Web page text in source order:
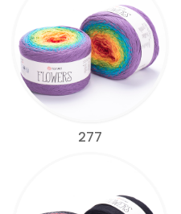
277